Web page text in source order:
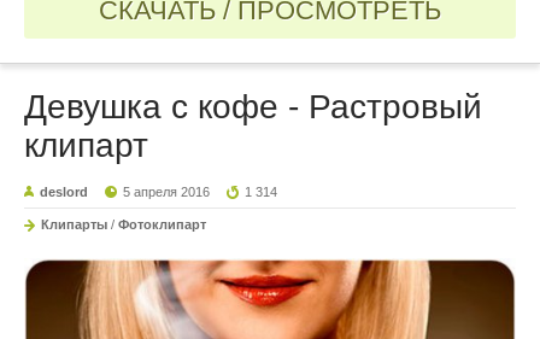
СКАЧАТЬ / ПРОСМОТРЕТЬ
Девушка с кофе - Растровый
клипарт
deslord 5 апреля 2016 1 314
Клипарты / Фотоклипарт